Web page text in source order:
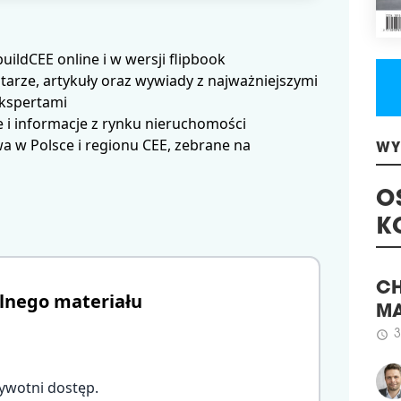
materiału
dostęp.
online i w wersji flipbook
artykuły oraz wywiady z najważniejszymi
i informacje z rynku nieruchomości
w Polsce i regionu CEE, zebrane na
Na
Na
schedule